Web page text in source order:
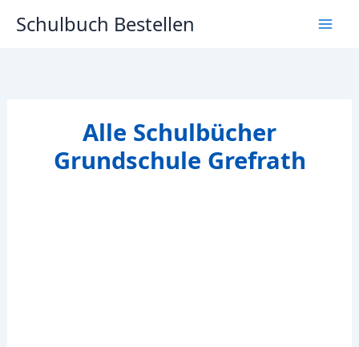
InhaltSchulbuch Bestellen
Alle Schulbücher
Grundschule Grefrath